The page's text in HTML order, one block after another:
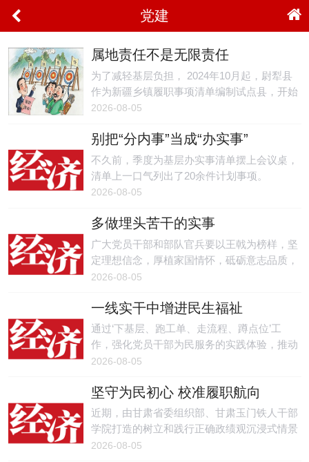
党建
属地责任不是无限责任
为了减轻基层负担， 2024年10月起，尉犁县
作为新疆乡镇履职事项清单编制试点县，开始
编制基本履职事项清单、配合履职事项清单和
2026-08-05
别把“分内事”当成“办实事”
不久前，季度为基层办实事清单摆上会议桌，
清单上一口气列出了20余件计划事项。
2026-08-05
多做埋头苦干的实事
广大党员干部和部队官兵要以王戟为榜样，坚
定理想信念，厚植家国情怀，砥砺意志品质，
把个人奋斗融入时代洪流，冲锋不止、奋斗不
命先辈、无愧于百年基业、无愧于伟大时代的
光辉业绩。
2026-08-05
一线实干中增进民生福祉
通过‘下基层、跑工单、走流程、蹲点位’工
作，强化党员干部为民服务的实践体验，推动
党员干部直面群众诉求、感知民生痛点，以群
2026-08-05
坚守为民初心 校准履职航向
近期，由甘肃省委组织部、甘肃玉门铁人干部
学院打造的树立和践行正确政绩观沉浸式情景
党课《永远的铁人》先后在兰州大学、中国石
2026-08-05